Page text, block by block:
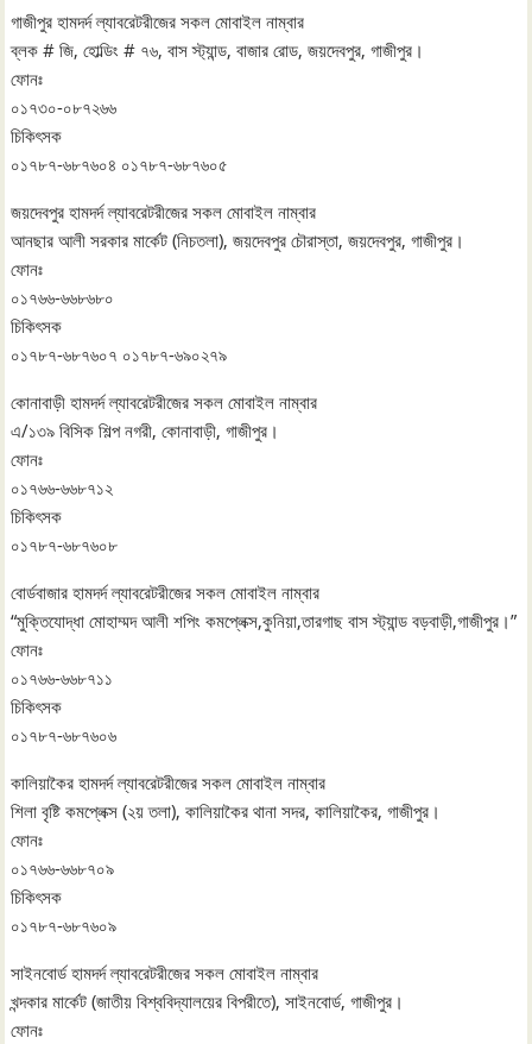
গাজীপুর হামদর্দ ল্যাবরেটরীজের সকল মোবাইল নাম্বার
ব্লক # জি, হোল্ডিং # ৭৬, বাস স্ট্যান্ড, বাজার রোড, জয়দেবপুর, গাজীপুর।
ফোনঃ
০১৭৩০-০৮৭২৬৬
চিকিৎসক
০১৭৮৭-৬৮৭৬০৪ ০১৭৮৭-৬৮৭৬০৫
জয়দেবপুর হামদর্দ ল্যাবরেটরীজের সকল মোবাইল নাম্বার
আনছার আলী সরকার মার্কেট (নিচতলা), জয়দেবপুর চৌরাস্তা, জয়দেবপুর, গাজীপুর।
ফোনঃ
০১৭৬৬-৬৬৮৬৮০
চিকিৎসক
০১৭৮৭-৬৮৭৬০৭ ০১৭৮৭-৬৯০২৭৯
কোনাবাড়ী হামদর্দ ল্যাবরেটরীজের সকল মোবাইল নাম্বার
এ/১৩৯ বিসিক শিল্প নগরী, কোনাবাড়ী, গাজীপুর।
ফোনঃ
০১৭৬৬-৬৬৮৭১২
চিকিৎসক
০১৭৮৭-৬৮৭৬০৮
বোর্ডবাজার হামদর্দ ল্যাবরেটরীজের সকল মোবাইল নাম্বার
“মুক্তিযোদ্ধা মোহাম্মদ আলী শপিং কমপ্লেক্স,কুনিয়া,তারগাছ বাস স্ট্যান্ড বড়বাড়ী,গাজীপুর।”
ফোনঃ
০১৭৬৬-৬৬৮৭১১
চিকিৎসক
০১৭৮৭-৬৮৭৬০৬
কালিয়াকৈর হামদর্দ ল্যাবরেটরীজের সকল মোবাইল নাম্বার
শিলা বৃষ্টি কমপ্লেক্স (২য় তলা), কালিয়াকৈর থানা সদর, কালিয়াকৈর, গাজীপুর।
ফোনঃ
০১৭৬৬-৬৬৮৭০৯
চিকিৎসক
০১৭৮৭-৬৮৭৬০৯
সাইনবোর্ড হামদর্দ ল্যাবরেটরীজের সকল মোবাইল নাম্বার
খন্দকার মার্কেট (জাতীয় বিশ্ববিদ্যালয়ের বিপরীতে), সাইনবোর্ড, গাজীপুর।
ফোনঃ